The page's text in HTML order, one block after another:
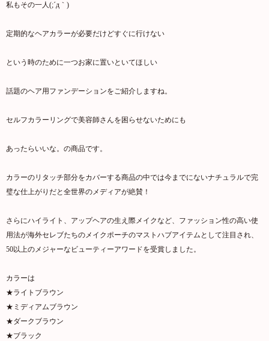
私もその一人(;´д｀)
定期的なヘアカラーが必要だけどすぐに行けない
という時のために一つお家に置いといてほしい
話題のヘア用ファンデーションをご紹介しますね。
セルフカラーリングで美容師さんを困らせないためにも
あったらいいな。の商品です。
カラーのリタッチ部分をカバーする商品の中では今までにないナチュラルで完
璧な仕上がりだと全世界のメディアが絶賛！
さらにハイライト、アップヘアの生え際メイクなど、ファッション性の高い使
用法が海外セレブたちのメイクポーチのマストハブアイテムとして注目され、
50以上のメジャーなビューティーアワードを受賞しました。
カラーは
★ライトブラウン
★ミディアムブラウン
★ダークブラウン
★ブラック